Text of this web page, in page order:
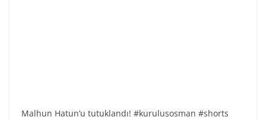
Malhun Hatun’u tutuklandı! #kurulusosman #shorts